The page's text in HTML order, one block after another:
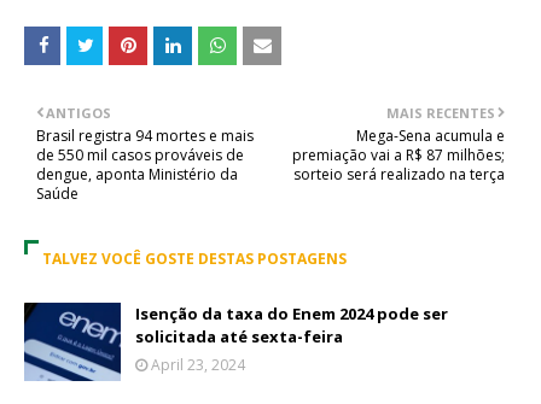
MAIS RECENTES
Mega-Sena acumula e
premiação vai a R$ 87 milhões;
sorteio será realizado na terça
ANTIGOS
Brasil registra 94 mortes e mais
de 550 mil casos prováveis de
dengue, aponta Ministério da
Saúde
TALVEZ VOCÊ GOSTE DESTAS POSTAGENS
Isenção da taxa do Enem 2024 pode ser
solicitada até sexta-feira
April 23, 2024